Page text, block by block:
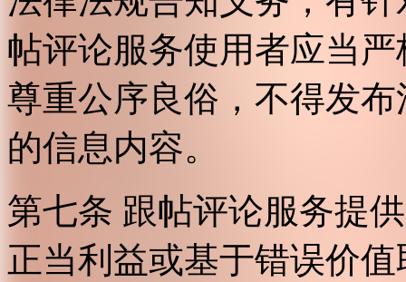
帖评论服务使用者应当
尊重公序良俗，不得发
的信息内容。
第七条 跟帖评论服务提
正当利益或基于错误价